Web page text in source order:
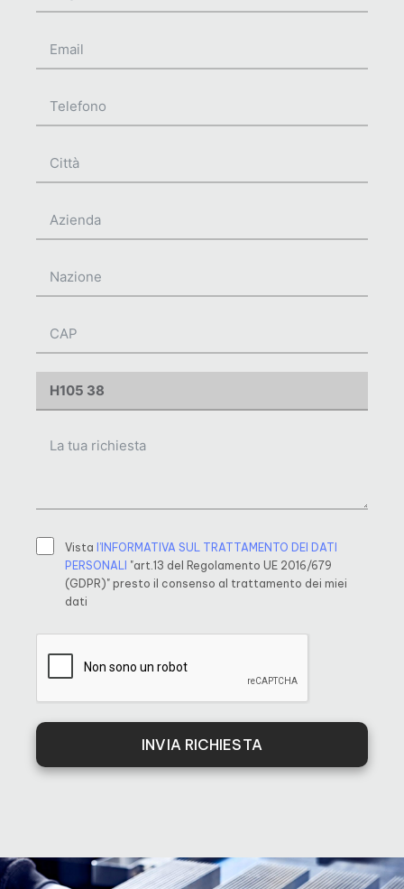
Vista l’INFORMATIVA SUL TRATTAMENTO DEI DATI
PERSONALI
"art.13 del Regolamento UE 2016/679
(GDPR)" presto il consenso al trattamento dei miei
dati
INVIA RICHIESTA